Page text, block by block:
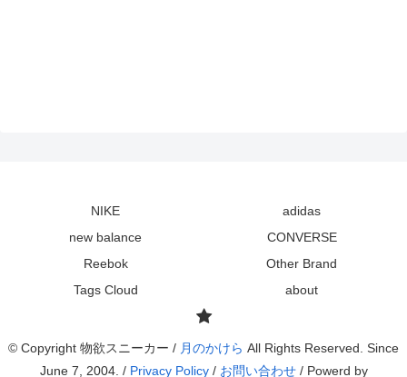
NIKE
adidas
new balance
CONVERSE
Reebok
Other Brand
Tags Cloud
about
© Copyright 物欲スニーカー / 月のかけら All Rights Reserved. Since
June 7, 2004. / Privacy Policy/ お問い合わせ/ Powerd by